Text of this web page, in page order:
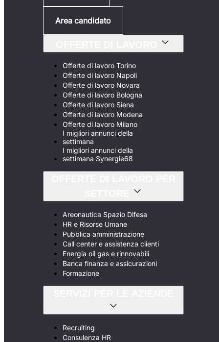
Area candidato
Offerte di lavoro Torino
Offerte di lavoro Napoli
Offerte di lavoro Novara
Offerte di lavoro Bologna
Offerte di lavoro Siena
Offerte di lavoro Modena
Offerte di lavoro Milano
I migliori annunci della
settimana
I migliori annunci della
settimana Synergie68
Areonautica Spazio Difesa
HR e Risorse Umane
Pubblica amministrazione
Call center e assistenza clienti
Energia oil gas e rinnovabili
Banca finanza e assicurazioni
Formazione
Recruiting
Consulenza HR